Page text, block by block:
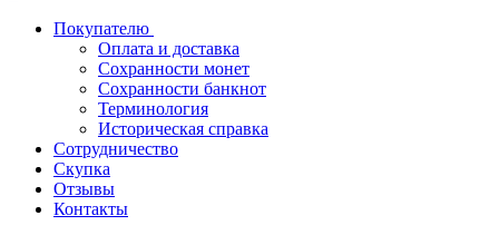
Покупателю
Оплата и доставка
Сохранности монет
Сохранности банкнот
Терминология
Историческая справка
Сотрудничество
Скупка
Отзывы
Контакты